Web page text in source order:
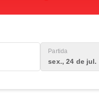
Partida
sex., 24 de jul.